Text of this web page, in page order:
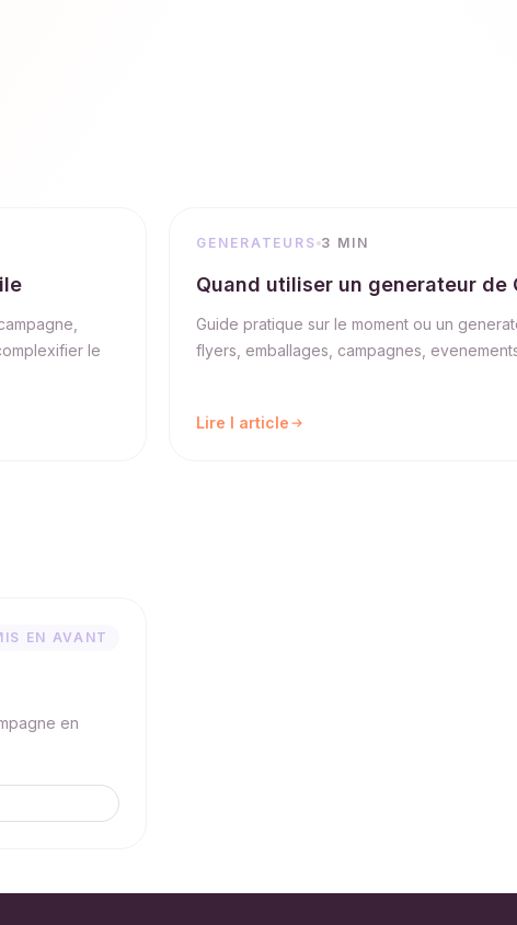
le
GENERATEURS 3 MIN
Quand utiliser un generateur de
Guide pratique sur le moment ou un
flyers, emballages, campagnes,
Lire l article
EN AVANT
en